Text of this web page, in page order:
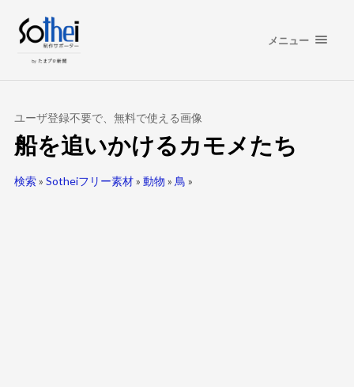
メニュー
ユーザ登録不要で、無料で使える画像
船を追いかけるカモメたち
検索» Sotheiフリー素材» 動物 » 鳥 »